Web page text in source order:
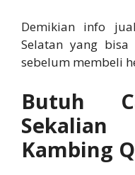
Demikian info
Selatan yang
sebelum membeli
Butuh
Sekalian
Kambing